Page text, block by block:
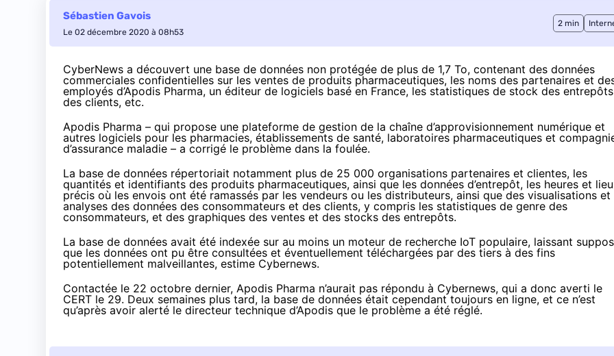
Sébastien Gavois
Le 02 décembre 2020 à 08h53
2 min
CyberNews a découvert une base de données non protégée de plus de 1,7 To, contenant des données
commerciales confidentielles sur les ventes de produits pharmaceutiques, les noms des partenaires et
employés d’Apodis Pharma, un éditeur de logiciels basé en France, les statistiques de stock des entrepôts
des clients, etc.
Apodis Pharma – qui propose une plateforme de gestion de la chaîne d’approvisionnement numérique et
autres logiciels pour les pharmacies, établissements de santé, laboratoires pharmaceutiques et
d’assurance maladie – a corrigé le problème dans la foulée.
La base de données répertoriait notamment plus de 25 000 organisations partenaires et clientes, les
quantités et identifiants des produits pharmaceutiques, ainsi que les données d’entrepôt, les heures et
précis où les envois ont été ramassés par les vendeurs ou les distributeurs, ainsi que des visualisations et
analyses des données des consommateurs et des clients, y compris les statistiques de genre des
consommateurs, et des graphiques des ventes et des stocks des entrepôts.
La base de données avait été indexée sur au moins un moteur de recherche IoT populaire, laissant
que les données ont pu être consultées et éventuellement téléchargées par des tiers à des fins
potentiellement malveillantes, estime Cybernews.
Contactée le 22 octobre dernier, Apodis Pharma n’aurait pas répondu à Cybernews, qui a donc averti le
CERT le 29. Deux semaines plus tard, la base de données était cependant toujours en ligne, et ce n’est
qu’après avoir alerté le directeur technique d’Apodis que le problème a été réglé.